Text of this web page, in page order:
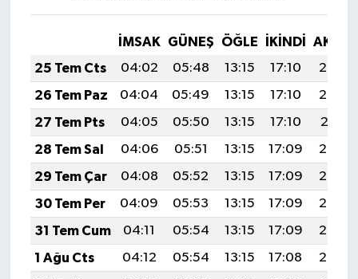
İMSAK GÜNEŞ ÖĞLE İKINDI
25 Tem Cts
04:02 05:48 13:15 17:10
20:33
26 Tem Paz
04:04 05:49 13:15 17:10
20:32
27 Tem Pts
04:05 05:50 13:15 17:10
20:31
28 Tem Sal
04:06 05:51 13:15 17:09
20:30
29 Tem Çar
04:08 05:52 13:15 17:09
20:29
30 Tem Per
04:09 05:53 13:15 17:09
20:28
31 Tem Cum
04:11 05:54 13:15 17:09
20:27
1 Ağu Cts
04:12 05:54 13:15 17:08
20:26